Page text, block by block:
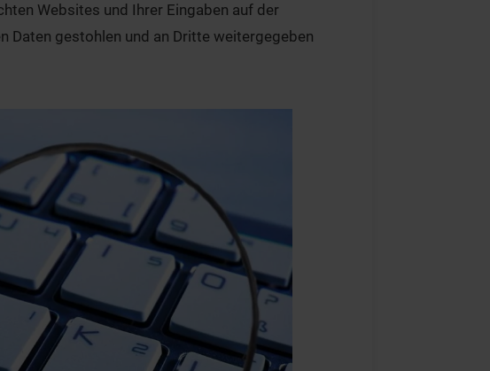
Websites und Ihrer Eingaben auf der
Daten gestohlen und an Dritte weitergegeben